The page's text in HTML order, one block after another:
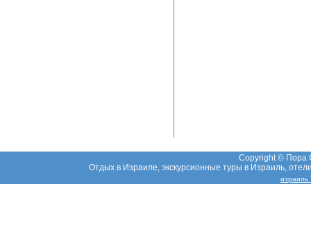
Copyright © Пора
Отдых в Израиле, экскурсионные туры в Израиль,
израиль